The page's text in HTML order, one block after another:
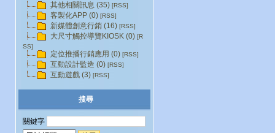
其他相關訊息 (35) [RSS]
客製化APP (0) [RSS]
新媒體創意行銷 (16) [RSS]
大尺寸觸控導覽KIOSK (0) [R
SS]
定位推播行銷應用 (0) [RSS]
互動設計監造 (0) [RSS]
互動遊戲 (3) [RSS]
搜尋
關鍵字